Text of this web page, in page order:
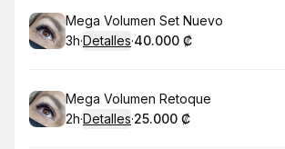
Reservar
Mega Volumen Set Nuevo
.Duración:
3h·Detalles·
.Precio:
40.000 ₡
Reservar
Mega Volumen Retoque
.Duración:
2h·Detalles·
.Precio:
25.000 ₡